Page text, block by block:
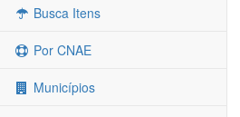
Busca Itens
Por CNAE
Municípios